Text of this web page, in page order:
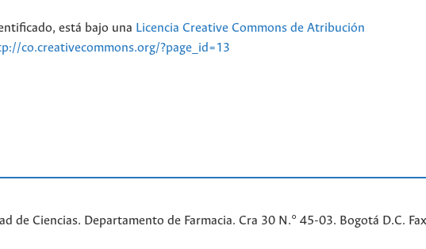
está bajo una Licencia Creative Commons de Atribución
co.creativecommons.org/?page_id=13
de Ciencias. Departamento de Farmacia. Cra 30 N.° 45-03. Bogotá D.C.